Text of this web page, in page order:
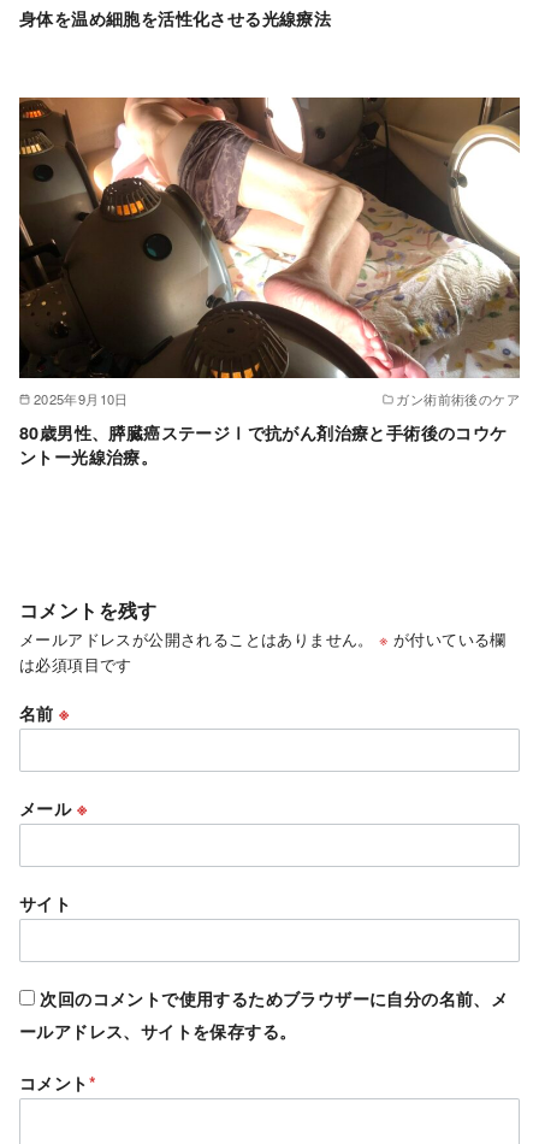
身体を温め細胞を活性化させる光線療法
2025年9月10日 ガン術前術後のケア
80歳男性、膵臓癌ステージⅠで抗がん剤治療と手術後のコウケ
ントー光線治療。
コメントを残す
メールアドレスが公開されることはありません。 ※ が付いている欄
は必須項目です
名前※
メール ※
サイト
次回のコメントで使用するためブラウザーに自分の名前、メ
ールアドレス、サイトを保存する。
コメント*